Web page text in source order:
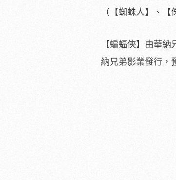
（【蜘蛛人】、【
【蝙蝠俠】由華
納兄弟影業發行，